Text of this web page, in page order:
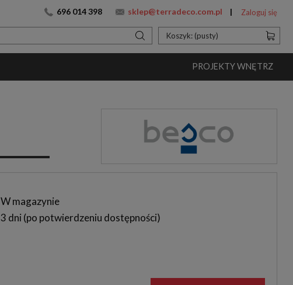
696 014 398 sklep@terradeco.com.pl Zaloguj się
Koszyk: (pusty)
PROJEKTY WNĘTRZ
W magazynie
3 dni